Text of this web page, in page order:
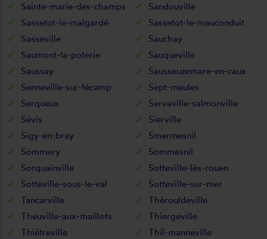
Sainte-marie-des-champs
Sandouville
Sassetot-le-malgardé
Sassetot-le-mauconduit
Sasseville
Sauchay
Saumont-la-poterie
Sauqueville
Saussay
Sausseuzemare-en-caux
Senneville-sur-fécamp
Sept-meules
Serqueux
Servaville-salmonville
Sévis
Sierville
Sigy-en-bray
Smermesnil
Sommery
Sommesnil
Sorquainville
Sotteville-lès-rouen
Sotteville-sous-le-val
Sotteville-sur-mer
Tancarville
Thérouldeville
Theuville-aux-maillots
Thiergeville
Thiétreville
Thil-manneville